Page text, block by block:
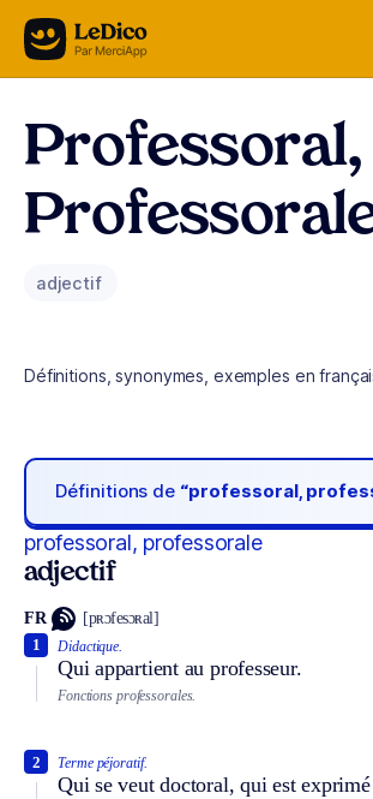
Aller au contenu
Professoral,
adjectif
Définitions, synonymes, exemples en
Définitions de “professoral,
professoral, professorale
adjectif
FR [pʀɔfesɔʀal]
Didactique.
Qui appartient au professeur.
1
Fonctions professorales.
Terme péjoratif.
Qui se veut doctoral, qui est exprimé
2